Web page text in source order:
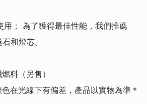
用； 為了獲得最佳性能，我們推薦
和燈芯。
料（另售）
在光線下有偏差，產品以實物為準＊